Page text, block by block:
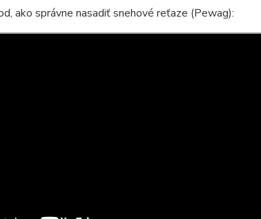
ako správne nasadiť snehové reťaze (Pewag):